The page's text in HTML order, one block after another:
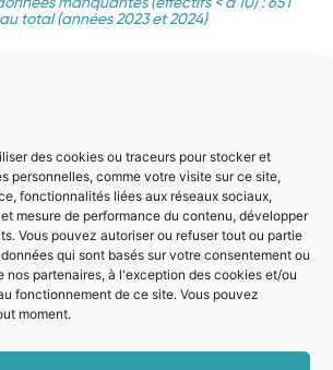
des cookies ou traceurs pour stocker et
personnelles, comme votre visite sur ce site,
fonctionnalités liées aux réseaux sociaux,
mesure de performance du contenu, développer
Vous pouvez autoriser ou refuser tout ou partie
qui sont basés sur votre consentement ou
nos partenaires, à l'exception des cookies et/ou
fonctionnement de ce site. Vous pouvez
moment.
au total (années 2023 et 2024)
des fluoroquinolones est
disparités territoriales existent
une augmentation
la part des résidents traités
entre 2023 et 2024
et un taux élevé, supérieur
dans l’Aube et la Haute-